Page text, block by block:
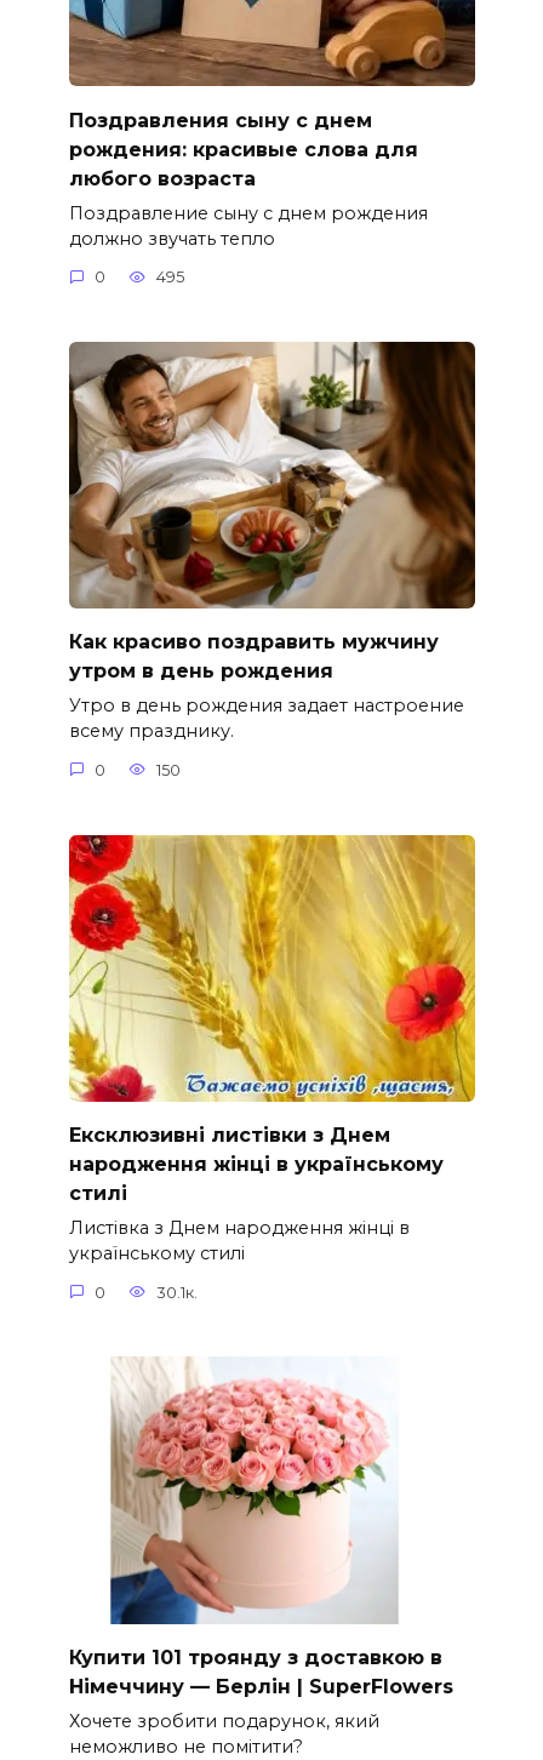
Поздравления сыну с днем
рождения: красивые слова для
любого возраста
Поздравление сыну с днем рождения
должно звучать тепло
0 495
Как красиво поздравить мужчину
утром в день рождения
Утро в день рождения задает настроение
всему празднику.
0 150
Ексклюзивні листівки з Днем
народження жінці в українському
стилі
Листівка з Днем народження жінці в
українському стилі
0 30.1к.
Купити 101 троянду з доставкою в
Німеччину — Берлін | SuperFlowers
Хочете зробити подарунок, який
неможливо не помітити?